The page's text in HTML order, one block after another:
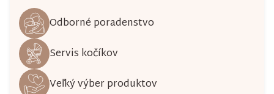
Odborné poradenstvo
Servis kočíkov
Veľký výber produktov